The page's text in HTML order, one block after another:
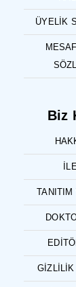
ÜYELIK
Biz
TANITIM
GIZLILIK